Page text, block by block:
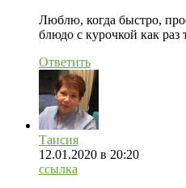
Люблю, когда быстро,
блюдо с курочкой как
Ответить
Таисия
12.01.2020 в 20:20
ссылка